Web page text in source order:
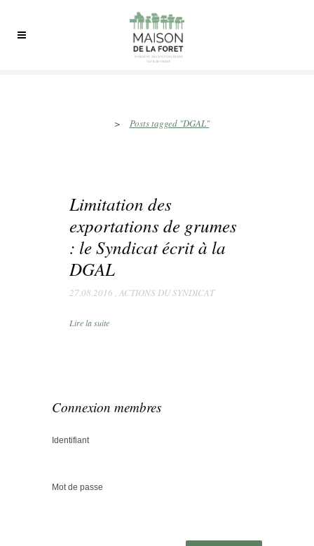
> Posts tagged "DGAL"
Limitation des
exportations de grumes
: le Syndicat écrit à la
DGAL
27.08.2016 , ACTIONS DU SYNDICAT
Lire la suite
Connexion membres
Identifiant
Mot de passe